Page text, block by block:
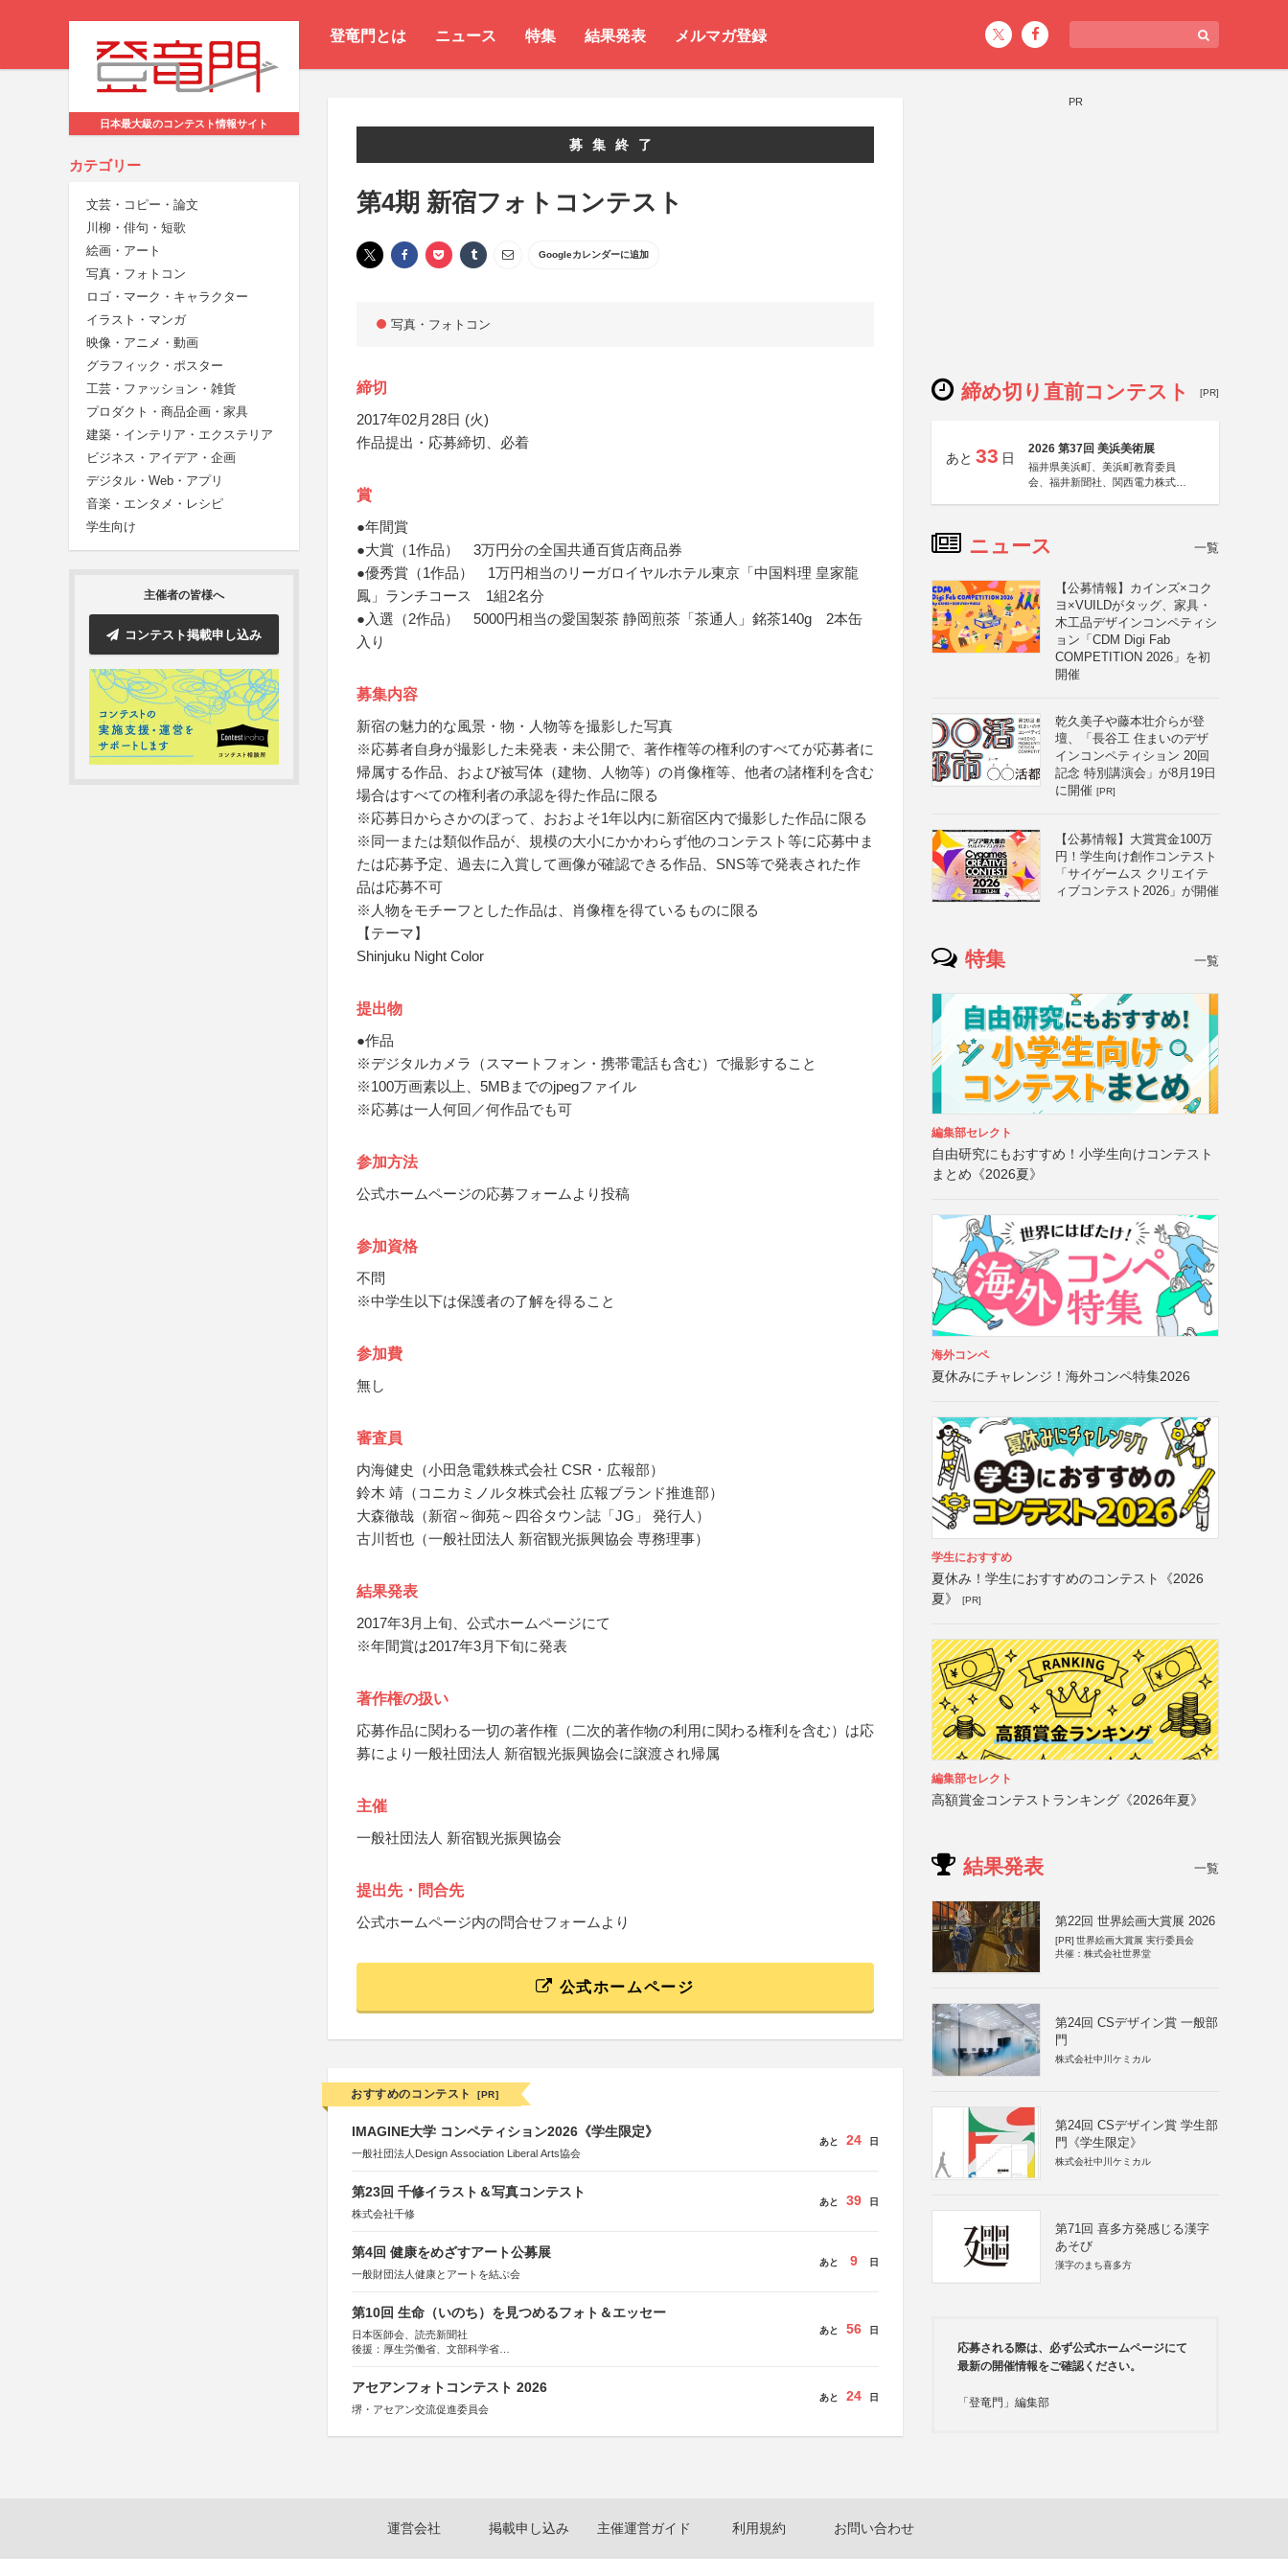
登竜門とは ニュース 特集 結果発表 メルマガ登録
日本最大級のコンテスト情報サイト
カテゴリー
文芸・コピー・論文
川柳・俳句・短歌
絵画・アート
写真・フォトコン
ロゴ・マーク・キャラクター
イラスト・マンガ
映像・アニメ・動画
グラフィック・ポスター
工芸・ファッション・雑貨
プロダクト・商品企画・家具
建築・インテリア・エクステリア
ビジネス・アイデア・企画
デジタル・Web・アプリ
音楽・エンタメ・レシピ
学生向け
主催者の皆様へ
コンテスト掲載申し込み
募集終了
第4期 新宿フォトコンテスト
Googleカレンダーに追加
写真・フォトコン
締切
2017年02月28日 (火)
作品提出・応募締切、必着
賞
●年間賞
●大賞（1作品） 3万円分の全国共通百貨店商品券
●優秀賞（1作品） 1万円相当のリーガロイヤルホテル東京「中国料理 皇家龍
鳳」ランチコース 1組2名分
●入選（2作品） 5000円相当の愛国製茶 静岡煎茶「茶通人」銘茶140g 2本缶
入り
募集内容
新宿の魅力的な風景・物・人物等を撮影した写真
※応募者自身が撮影した未発表・未公開で、著作権等の権利のすべてが応募者に
帰属する作品、および被写体（建物、人物等）の肖像権等、他者の諸権利を含む
場合はすべての権利者の承認を得た作品に限る
※応募日からさかのぼって、おおよそ1年以内に新宿区内で撮影した作品に限る
※同一または類似作品が、規模の大小にかかわらず他のコンテスト等に応募中ま
たは応募予定、過去に入賞して画像が確認できる作品、SNS等で発表された作
品は応募不可
※人物をモチーフとした作品は、肖像権を得ているものに限る
【テーマ】
Shinjuku Night Color
提出物
●作品
※デジタルカメラ（スマートフォン・携帯電話も含む）で撮影すること
※100万画素以上、5MBまでのjpegファイル
※応募は一人何回／何作品でも可
参加方法
公式ホームページの応募フォームより投稿
参加資格
不問
※中学生以下は保護者の了解を得ること
参加費
無し
審査員
内海健史（小田急電鉄株式会社 CSR・広報部）
鈴木 靖（コニカミノルタ株式会社 広報ブランド推進部）
大森徹哉（新宿～御苑～四谷タウン誌「JG」 発行人）
古川哲也（一般社団法人 新宿観光振興協会 専務理事）
結果発表
2017年3月上旬、公式ホームページにて
※年間賞は2017年3月下旬に発表
著作権の扱い
応募作品に関わる一切の著作権（二次的著作物の利用に関わる権利を含む）は応
募により一般社団法人 新宿観光振興協会に譲渡され帰属
主催
一般社団法人 新宿観光振興協会
提出先・問合先
公式ホームページ内の問合せフォームより
公式ホームページ
おすすめのコンテスト [PR]
IMAGINE大学 コンペティション2026《学生限定》
一般社団法人Design Association Liberal Arts協会
あと 24 日
第23回 千修イラスト＆写真コンテスト
株式会社千修
あと 39 日
第4回 健康をめざすアート公募展
一般財団法人健康とアートを結ぶ会
あと 9 日
第10回 生命（いのち）を見つめるフォト＆エッセー
日本医師会、読売新聞社
後援：厚生労働省、文部科学省
あと 56 日
アセアンフォトコンテスト 2026
堺・アセアン交流促進委員会
あと 24 日
PR
締め切り直前コンテスト [PR]
あと 33 日
2026 第37回 美浜美術展
福井県美浜町、美浜町教育委員
会、福井新聞社、関西電力株式会
ニュース 一覧
【公募情報】カインズ×コク
ヨ×VUILDがタッグ、家具・
木工品デザインコンペティシ
ョン「CDM Digi Fab
COMPETITION 2026」を初
開催
乾久美子や藤本壮介らが登
壇、「長谷工 住まいのデザ
インコンペティション 20回
記念 特別講演会」が8月19日
に開催 [PR]
【公募情報】大賞賞金100万
円！学生向け創作コンテスト
「サイゲームス クリエイテ
ィブコンテスト2026」が開催
特集 一覧
編集部セレクト
自由研究にもおすすめ！小学生向けコンテスト
まとめ《2026夏》
海外コンペ
夏休みにチャレンジ！海外コンペ特集2026
学生におすすめ
夏休み！学生におすすめのコンテスト《2026
夏》
[PR]
編集部セレクト
高額賞金コンテストランキング《2026年夏》
結果発表 一覧
第22回 世界絵画大賞展 2026
[PR] 世界絵画大賞展 実行委員会
共催：株式会社世界堂
第24回 CSデザイン賞 一般部
門
株式会社中川ケミカル
第24回 CSデザイン賞 学生部
門《学生限定》
株式会社中川ケミカル
第71回 喜多方発感じる漢字
あそび
漢字のまち喜多方
応募される際は、必ず公式ホームページにて
最新の開催情報をご確認ください。
「登竜門」編集部
運営会社 掲載申し込み 主催運営ガイド 利用規約 お問い合わせ